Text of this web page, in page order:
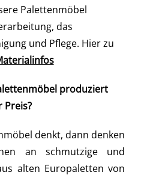
Palettenmöbel
das
und Pflege. Hier zu
produziert
denkt, dann denken
an schmutzige und
alten Europaletten von